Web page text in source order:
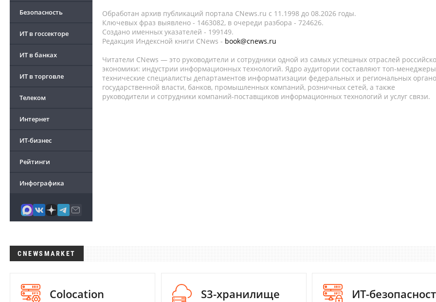
Безопасность
ИТ в госсекторе
ИТ в банках
ИТ в торговле
Телеком
Интернет
ИТ-бизнес
Рейтинги
Инфографика
Обработан архив публикаций портала CNews.ru c 11.1998 до 08.2026 годы.
Ключевых фраз выявлено - 1463082, в очереди разбора - 724626.
Создано именных указателей - 199149.
Редакция Индексной книги CNews - book@cnews.ru
Читатели CNews — это руководители и сотрудники одной из самых успешных отраслей
экономики: индустрии информационных технологий. Ядро аудитории составляют топ-
технические специалисты департаментов информатизации федеральных и региональных
государственной власти, банков, промышленных компаний, розничных сетей, а также
руководители и сотрудники компаний-поставщиков информационных технологий и услуг связи.
CNEWSMARKET
Colocation S3-хранилище ИТ-